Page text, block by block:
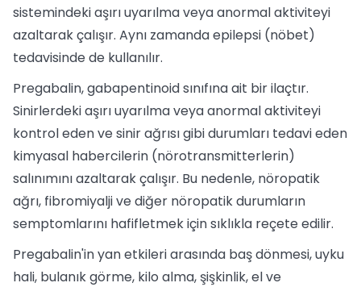
sistemindeki aşırı uyarılma veya anormal aktiviteyi
azaltarak çalışır. Aynı zamanda epilepsi (nöbet)
tedavisinde de kullanılır.
Pregabalin, gabapentinoid sınıfına ait bir ilaçtır.
Sinirlerdeki aşırı uyarılma veya anormal aktiviteyi
kontrol eden ve sinir ağrısı gibi durumları tedavi eden
kimyasal habercilerin (nörotransmitterlerin)
salınımını azaltarak çalışır. Bu nedenle, nöropatik
ağrı, fibromiyalji ve diğer nöropatik durumların
semptomlarını hafifletmek için sıklıkla reçete edilir.
Pregabalin'in yan etkileri arasında baş dönmesi, uyku
hali, bulanık görme, kilo alma, şişkinlik, el ve